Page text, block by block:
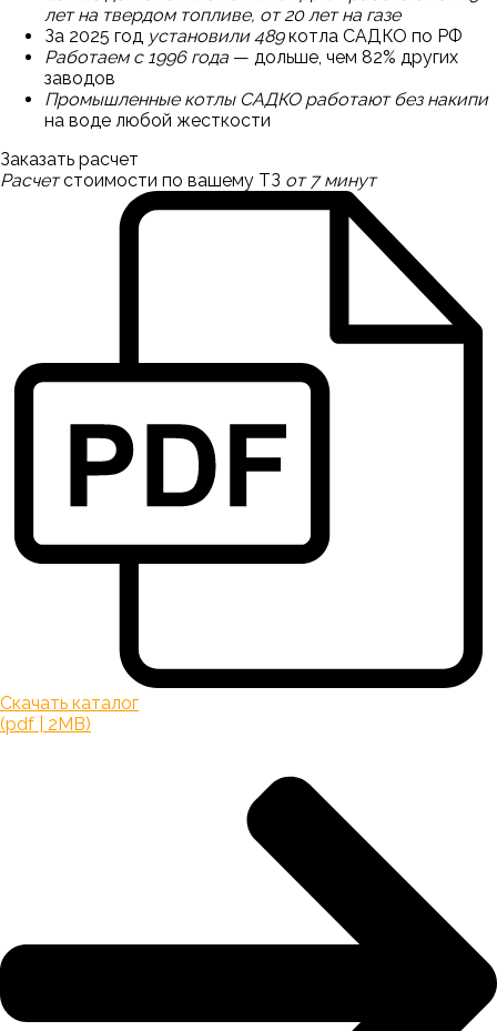
лет на твердом топливе, от 20 лет на газе
За 2025 год установили 489котла САДКО по РФ
Работаем с 1996 года — дольше, чем 82% других
заводов
Промышленные котлы САДКО работают без накипи
на воде любой жесткости
Заказать расчет
Расчетстоимости по вашему ТЗ от 7 минут
Скачать каталог
(pdf | 2MB)